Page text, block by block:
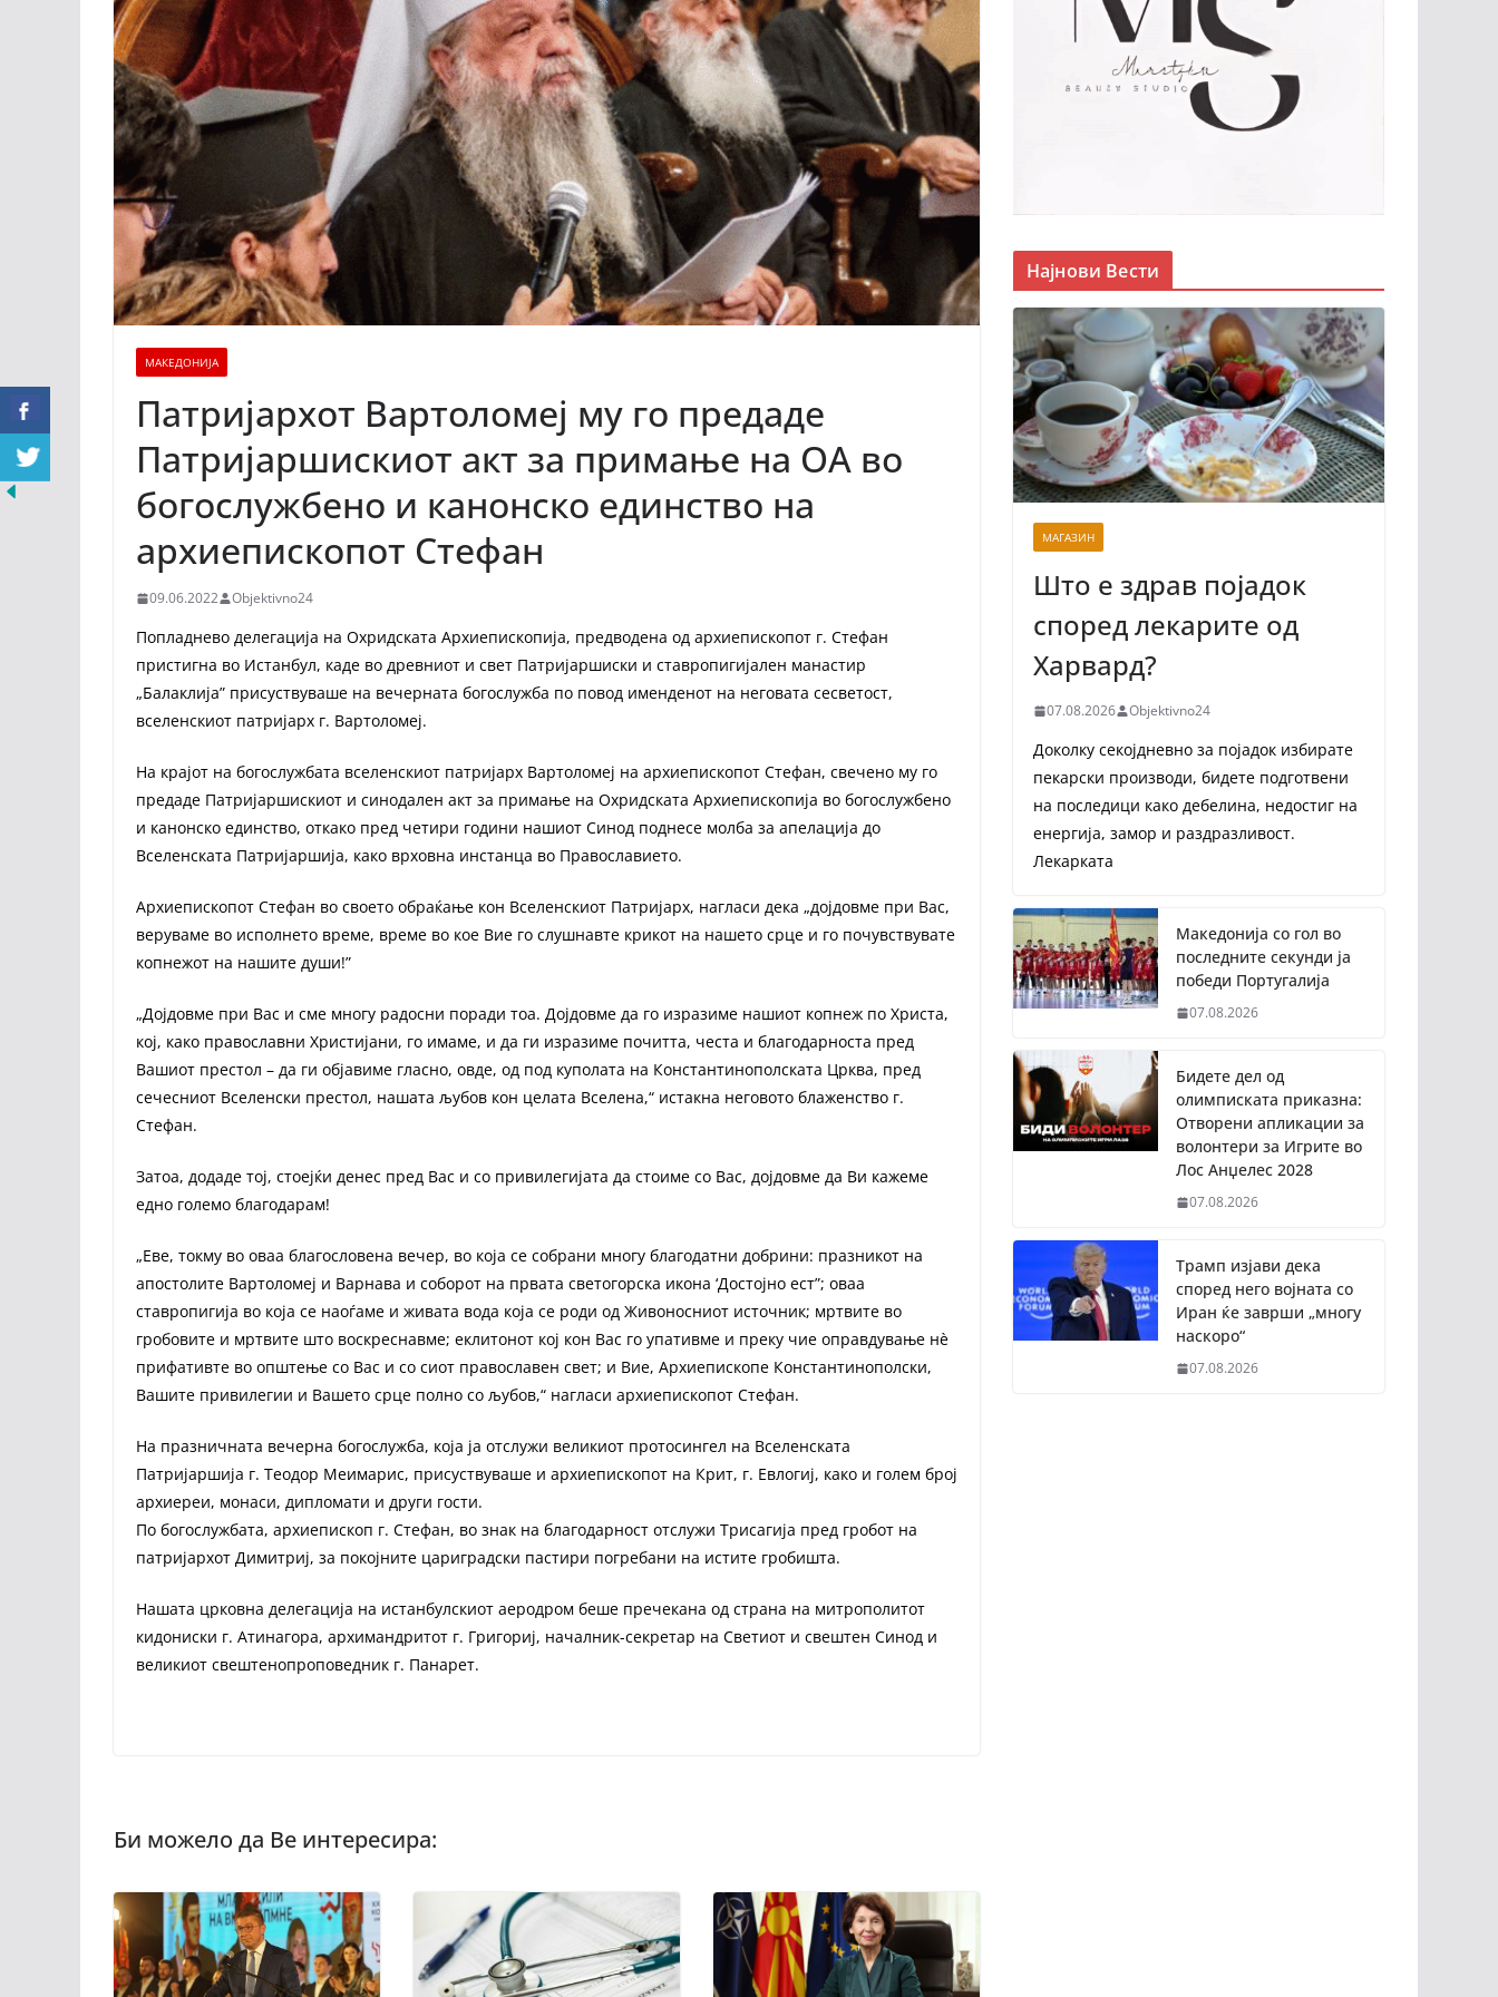
МАКЕДОНИЈА
Патријархот Вартоломеј му го предаде
Патријаршискиот акт за примање на ОА во
богослужбено и канонско единство на
архиепископот Стефан
09.06.2022 Objektivno24
Попладнево делегација на Охридската Архиепископија, предводена од архиепископот г. Стефан
пристигна во Истанбул, каде во древниот и свет Патријаршиски и ставропигијален манастир
„Балаклија” присуствуваше на вечерната богослужба по повод именденот на неговата сесветост,
вселенскиот патријарх г. Вартоломеј.
На крајот на богослужбата вселенскиот патријарх Вартоломеј на архиепископот Стефан, свечено му го
предаде Патријаршискиот и синодален акт за примање на Охридската Архиепископија во богослужбено
и канонско единство, откако пред четири години нашиот Синод поднесе молба за апелација до
Вселенската Патријаршија, како врховна инстанца во Православието.
Архиепископот Стефан во своето обраќање кон Вселенскиот Патријарх, нагласи дека „дојдовме при Вас,
веруваме во исполнето време, време во кое Вие го слушнавте крикот на нашето срце и го почувствувате
копнежот на нашите души!”
„Дојдовме при Вас и сме многу радосни поради тоа. Дојдовме да го изразиме нашиот копнеж по Христа,
кој, како православни Христијани, го имаме, и да ги изразиме почитта, честа и благодарноста пред
Вашиот престол – да ги објавиме гласно, овде, од под куполата на Константинополската Црква, пред
сечесниот Вселенски престол, нашата љубов кон целата Вселена,“ истакна неговото блаженство г.
Стефан.
Затоа, додаде тој, стоејќи денес пред Вас и со привилегијата да стоиме со Вас, дојдовме да Ви кажеме
едно големо благодарам!
„Еве, токму во оваа благословена вечер, во која се собрани многу благодатни добрини: празникот на
апостолите Вартоломеј и Варнава и соборот на првата светогорска икона ‘Достојно ест”; оваа
ставропигија во која се наоѓаме и живата вода која се роди од Живоносниот источник; мртвите во
гробовите и мртвите што воскреснавме; еклитонот кој кон Вас го упативме и преку чие оправдување нè
прифативте во општење со Вас и со сиот православен свет; и Вие, Архиепископе Константинополски,
Вашите привилегии и Вашето срце полно со љубов,“ нагласи архиепископот Стефан.
На празничната вечерна богослужба, која ја отслужи великиот протосингел на Вселенската
Патријаршија г. Теодор Меимарис, присуствуваше и архиепископот на Крит, г. Евлогиј, како и голем број
архиереи, монаси, дипломати и други гости.
По богослужбата, архиепископ г. Стефан, во знак на благодарност отслужи Трисагија пред гробот на
патријархот Димитриј, за покојните цариградски пастири погребани на истите гробишта.
Нашата црковна делегација на истанбулскиот аеродром беше пречекана од страна на митрополитот
кидониски г. Атинагора, архимандритот г. Григориј, началник-секретар на Светиот и свештен Синод и
великиот свештенопроповедник г. Панарет.
Најнови Вести
МАГАЗИН
Што е здрав појадок
според лекарите од
Харвард?
07.08.2026 Objektivno24
Доколку секојдневно за појадок избирате
пекарски производи, бидете подготвени
на последици како дебелина, недостиг на
енергија, замор и раздразливост.
Лекарката
Македонија со гол во
последните секунди ја
победи Португалија
07.08.2026
Бидете дел од
олимписката приказна:
Отворени апликации за
волонтери за Игрите во
Лос Анџелес 2028
07.08.2026
Трамп изјави дека
според него војната со
Иран ќе заврши „многу
наскоро“
07.08.2026